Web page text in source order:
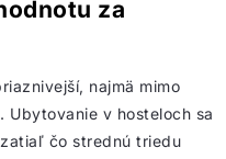
za
najmä mimo
Ubytovanie v hosteloch sa
čo strednú triedu